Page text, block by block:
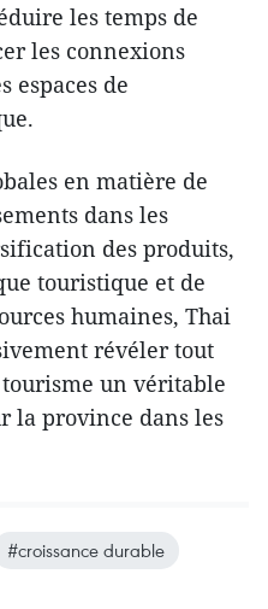
les temps de
les connexions
espaces de
en matière de
dans les
des produits,
touristique et de
humaines, Thai
révéler tout
un véritable
la province dans les
#croissance durable